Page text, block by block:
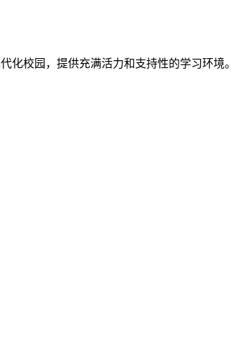
化校园，提供充满活力和支持性的学习环境。